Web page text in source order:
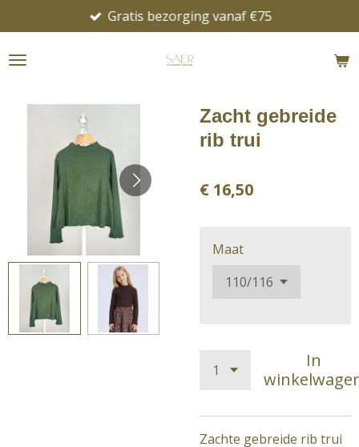
direct
naar
Gratis bezorging vanaf €75
Zacht gebreide
rib trui
€ 16,50
Maat
In
Zachte gebreide rib trui